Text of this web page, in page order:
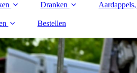
Dranken
Bestellen